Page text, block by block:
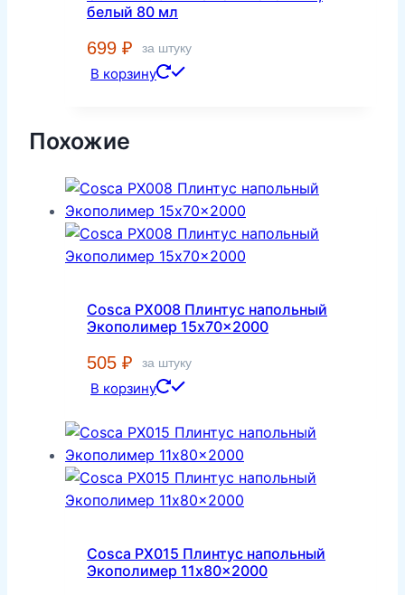
белый 80 мл
699 ₽ за штуку
В корзину
Похожие
Cosca PX008 Плинтус напольный
Экополимер 15x70x2000
505 ₽ за штуку
В корзину
Cosca PX015 Плинтус напольный
Экополимер 11x80x2000